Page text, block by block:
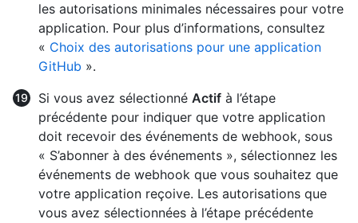
les autorisations minimales nécessaires pour votre
application. Pour plus d’informations, consultez
« Choix des autorisations pour une application
GitHub ».
Si vous avez sélectionné Actif à l’étape
précédente pour indiquer que votre application
doit recevoir des événements de webhook, sous
« S’abonner à des événements », sélectionnez les
événements de webhook que vous souhaitez que
votre application reçoive. Les autorisations que
vous avez sélectionnées à l’étape précédente